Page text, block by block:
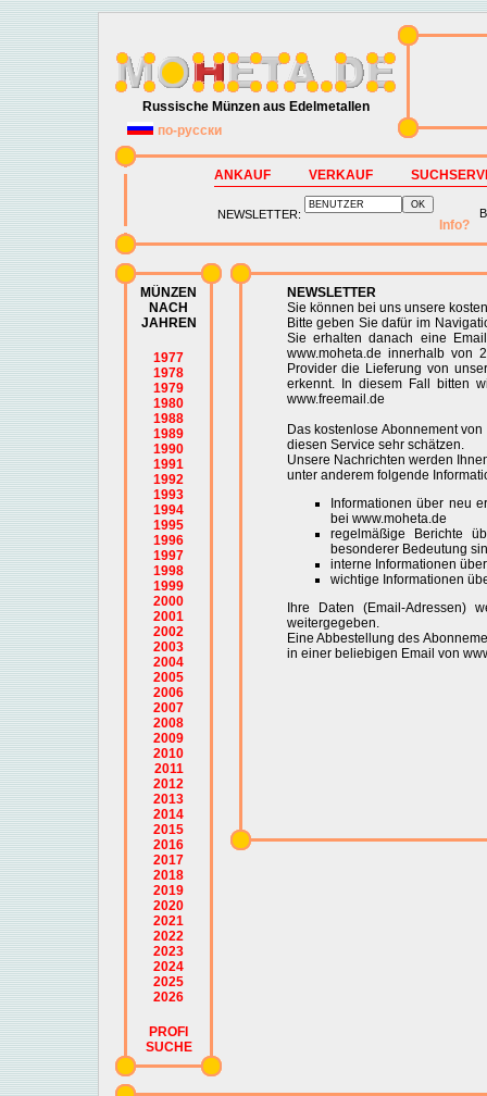
Russische Münzen aus Edelmetallen
по-русски
ANKAUF VERKAUF
NEWSLETTER:
Info?
MÜNZEN
NACH
JAHREN
1977
1978
1979
1980
1988
1989
1990
1991
1992
1993
1994
1995
1996
1997
1998
1999
2000
2001
2002
2003
2004
2005
2006
2007
2008
2009
2010
2011
2012
2013
2014
2015
2016
2017
2018
2019
2020
2021
2022
2023
2024
2025
2026
PROFI
SUCHE
NEWSLETTER
Sie können bei uns unsere
Bitte geben Sie dafür im
Sie erhalten danach eine
www.moheta.de innerhalb von
Provider die Lieferung von
erkennt. In diesem Fall bitten
www.freemail.de
Das kostenlose Abonnement
diesen Service sehr schätzen.
Unsere Nachrichten werden
unter anderem folgende
Informationen über neu
bei www.moheta.de
regelmäßige Berichte
besonderer Bedeutung
interne Informationen
wichtige Informationen
Ihre Daten (Email-
weitergegeben.
Eine Abbestellung des
in einer beliebigen Email von